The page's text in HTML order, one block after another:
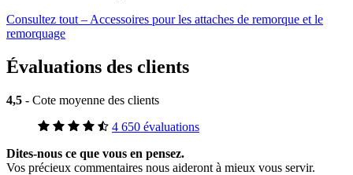
Consultez tout – Accessoires pour les attaches de remorque et le
remorquage
Évaluations des clients
4,5 - Cote moyenne des clients
4 650 évaluations
Dites-nous ce que vous en pensez.
Vos précieux commentaires nous aideront à mieux vous servir.